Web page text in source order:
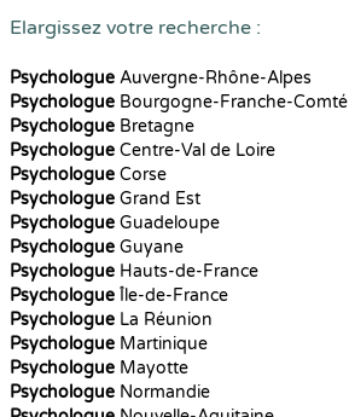
Elargissez votre recherche :
Psychologue Auvergne-Rhône-Alpes
Psychologue Bourgogne-Franche-Comté
Psychologue Bretagne
Psychologue Centre-Val de Loire
Psychologue Corse
Psychologue Grand Est
Psychologue Guadeloupe
Psychologue Guyane
Psychologue Hauts-de-France
Psychologue Île-de-France
Psychologue La Réunion
Psychologue Martinique
Psychologue Mayotte
Psychologue Normandie